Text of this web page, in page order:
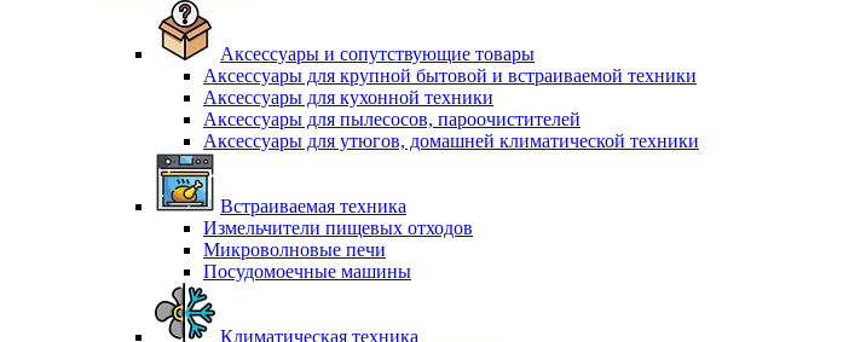
Аксессуары и сопутствующие товары
Аксессуары для крупной бытовой и встраиваемой техники
Аксессуары для кухонной техники
Аксессуары для пылесосов, пароочистителей
Аксессуары для утюгов, домашней климатической техники
Встраиваемая техника
Измельчители пищевых отходов
Микроволновые печи
Посудомоечные машины
Климатическая техника